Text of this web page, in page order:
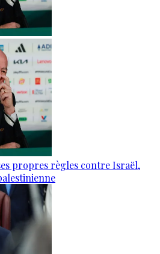
propres règles contre Israël,